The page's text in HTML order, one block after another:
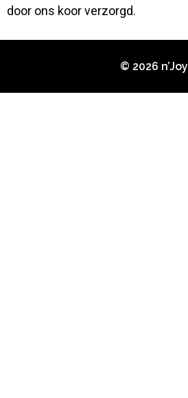
door ons koor verzorgd.
© 2026 n’Joy